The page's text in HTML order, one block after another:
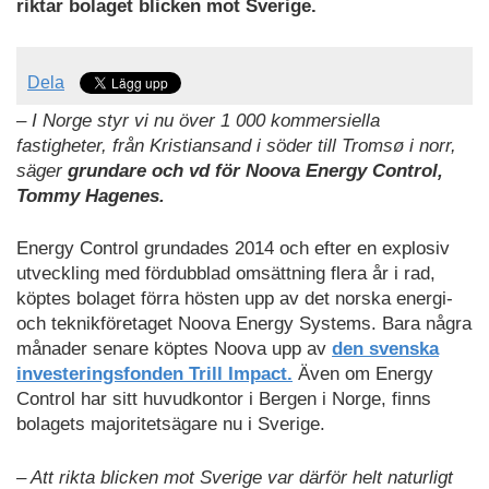
riktar bolaget blicken mot Sverige.
Dela
– I Norge styr vi nu över 1 000 kommersiella
fastigheter, från Kristiansand i söder till Tromsø i norr,
säger grundare och vd för Noova Energy Control,
Tommy Hagenes.
Energy Control grundades 2014 och efter en explosiv
utveckling med fördubblad omsättning flera år i rad,
köptes bolaget förra hösten upp av det norska energi-
och teknikföretaget Noova Energy Systems. Bara några
månader senare köptes Noova upp av den svenska
investeringsfonden Trill Impact. Även om Energy
Control har sitt huvudkontor i Bergen i Norge, finns
bolagets majoritetsägare nu i Sverige.
– Att rikta blicken mot Sverige var därför helt naturligt